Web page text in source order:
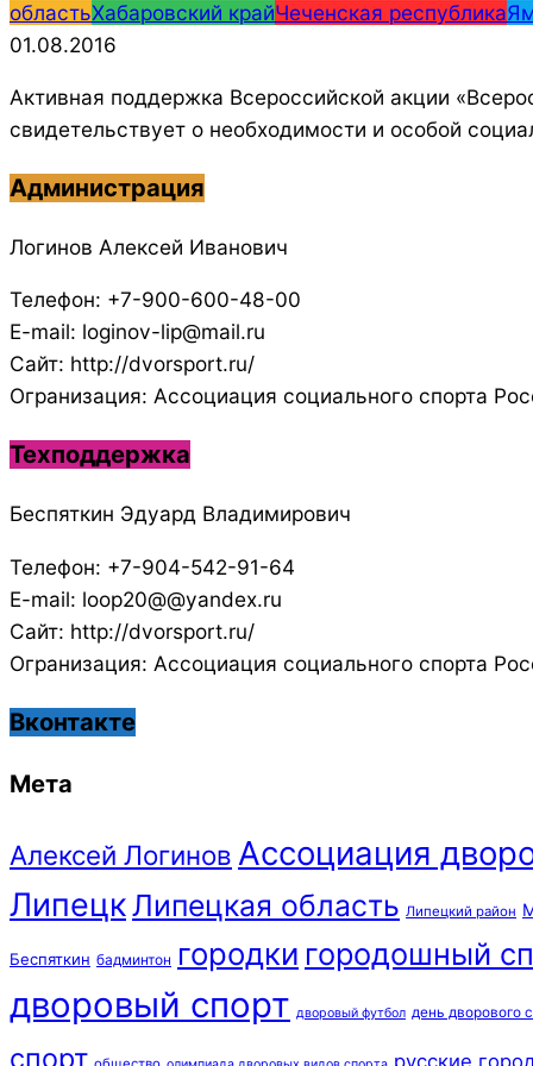
областьХабаровский крайЧеченская республика
01.08.2016
Активная поддержка Всероссийской акции
свидетельствует о необходимости и особой
Администрация
Логинов Алексей Иванович
Телефон: +7-900-600-48-00
E-mail: loginov-lip@mail.ru
Сайт: http://dvorsport.ru/
Огранизация: Ассоциация социального спорта
Техподдержка
Беспяткин Эдуард Владимирович
Телефон: +7-904-542-91-64
E-mail: loop20@@yandex.ru
Сайт: http://dvorsport.ru/
Огранизация: Ассоциация социального спорта
Вконтакте
Мета
Алексей Логинов Ассоциация
ЛипецкЛипецкая область Липецкий район
Беспяткин бадминтон городки городошный
дворовый спорт дворовый футбол день дворового
спорт
русские